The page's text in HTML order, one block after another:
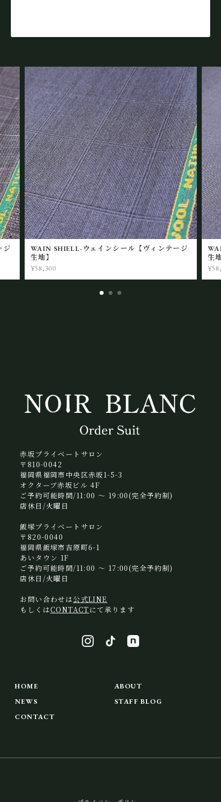
ジ
WAIN SHIELL-ウェインシール【ヴィンテージ
生地】
¥58,300
生
赤坂プライベートサロン
〒810-0042
福岡県福岡市中央区赤坂1-5-3
オクターブ赤坂ビル 4F
ご予約可能時間/11:00 〜 19:00(完全予約制)
店休日/火曜日
飯塚プライベートサロン
〒820-0040
福岡県飯塚市吉原町6-1
あいタウン 1F
ご予約可能時間/11:00 〜 17:00(完全予約制)
店休日/火曜日
お問い合わせは公式LINE
もしくはCONTACT にて承ります
HOME
ABOUT
NEWS
STAFF BLOG
CONTACT